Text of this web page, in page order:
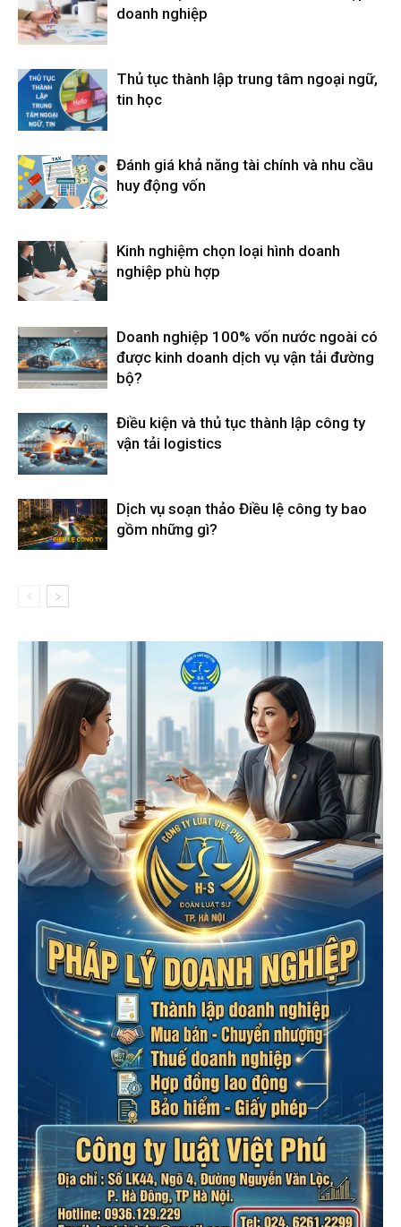
doanh nghiệp
Thủ tục thành lập trung tâm ngoại ngữ,
tin học
Đánh giá khả năng tài chính và nhu cầu
huy động vốn
Kinh nghiệm chọn loại hình doanh
nghiệp phù hợp
Doanh nghiệp 100% vốn nước ngoài có
được kinh doanh dịch vụ vận tải đường
bộ?
Điều kiện và thủ tục thành lập công ty
vận tải logistics
Dịch vụ soạn thảo Điều lệ công ty bao
gồm những gì?